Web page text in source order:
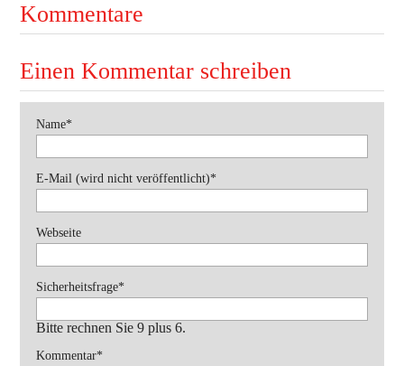
Bewerbe
Einsätze
Jugend
Kommentare
Einen Kommentar schreiben
Pflichtfeld
Name*
Pflichtfeld
E-Mail (wird nicht veröffentlicht)*
Webseite
Pflichtfeld
Sicherheitsfrage*
Bitte rechnen Sie 9 plus 6.
Pflichtfeld
Kommentar*